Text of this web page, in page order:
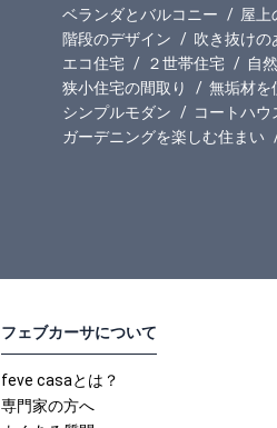
ベランダとバルコニー
屋上
階段のデザイン
吹き抜けの
エコ住宅
２世帯住宅 自
狭小住宅の間取り
無垢材を
シンプルモダン
コートハウ
ガーデニングを楽しむ住まい
フェブカーサについて
feve casaとは？
専門家の方へ